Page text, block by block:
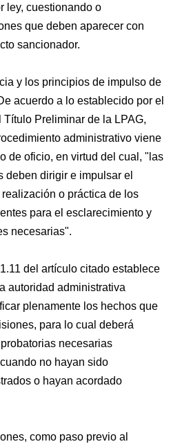
ley, cuestionando o
que deben aparecer con
sancionador.
y los principios de impulso de
acuerdo a lo establecido por el
Preliminar de la LPAG,
administrativo viene
de oficio, en virtud del cual, "las
deben dirigir e impulsar el
o práctica de los
para el esclarecimiento y
necesarias".
del artículo citado establece
autoridad administrativa
plenamente los hechos que
para lo cual deberá
necesarias
no hayan sido
o hayan acordado
como paso previo al